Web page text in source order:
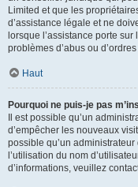
Limited et que les
d’assistance légale et ne
lorsque l’assistance porte
problèmes d’abus ou
Haut
Pourquoi ne puis-je pas
Il est possible qu’un
d’empêcher les nouveaux
possible qu’un
l’utilisation du nom
d’informations, veuillez